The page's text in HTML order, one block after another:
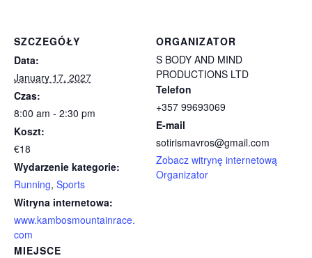
SZCZEGÓŁY
Data:
January 17, 2027
Czas:
8:00 am - 2:30 pm
Koszt:
€18
Wydarzenie kategorie:
Running, Sports
Witryna internetowa:
www.kambosmountainrace.
com
MIEJSCE
ORGANIZATOR
S BODY AND MIND
PRODUCTIONS LTD
Telefon
+357 99693069
E-mail
sotirismavros@gmail.com
Zobacz witrynę internetową
Organizator